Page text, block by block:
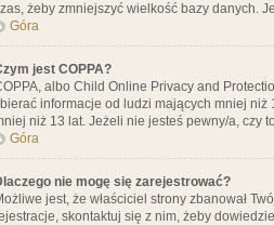
żeby zmniejszyć wielkość bazy danych.
Góra
jest COPPA?
albo Child Online Privacy and
informacje od ludzi mających mniej
niż 13 lat. Jeżeli nie jesteś pewny/a, czy
Góra
nie mogę się zarejestrować?
jest, że właściciel strony zbanował
skontaktuj się z nim, żeby